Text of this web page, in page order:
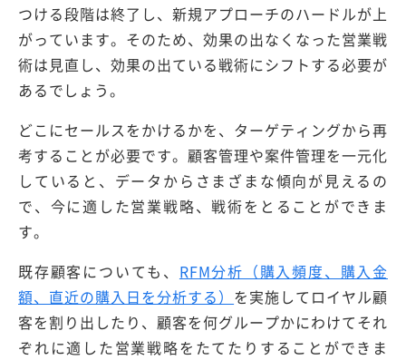
つける段階は終了し、新規アプローチのハードルが上
がっています。そのため、効果の出なくなった営業戦
術は見直し、効果の出ている戦術にシフトする必要が
あるでしょう。
どこにセールスをかけるかを、ターゲティングから再
考することが必要です。顧客管理や案件管理を一元化
していると、データからさまざまな傾向が見えるの
で、今に適した営業戦略、戦術をとることができま
す。
既存顧客についても、 RFM分析（購入頻度、購入金
額、直近の購入日を分析する） を実施してロイヤル顧
客を割り出したり、顧客を何グループかにわけてそれ
ぞれに適した営業戦略をたてたりすることができま